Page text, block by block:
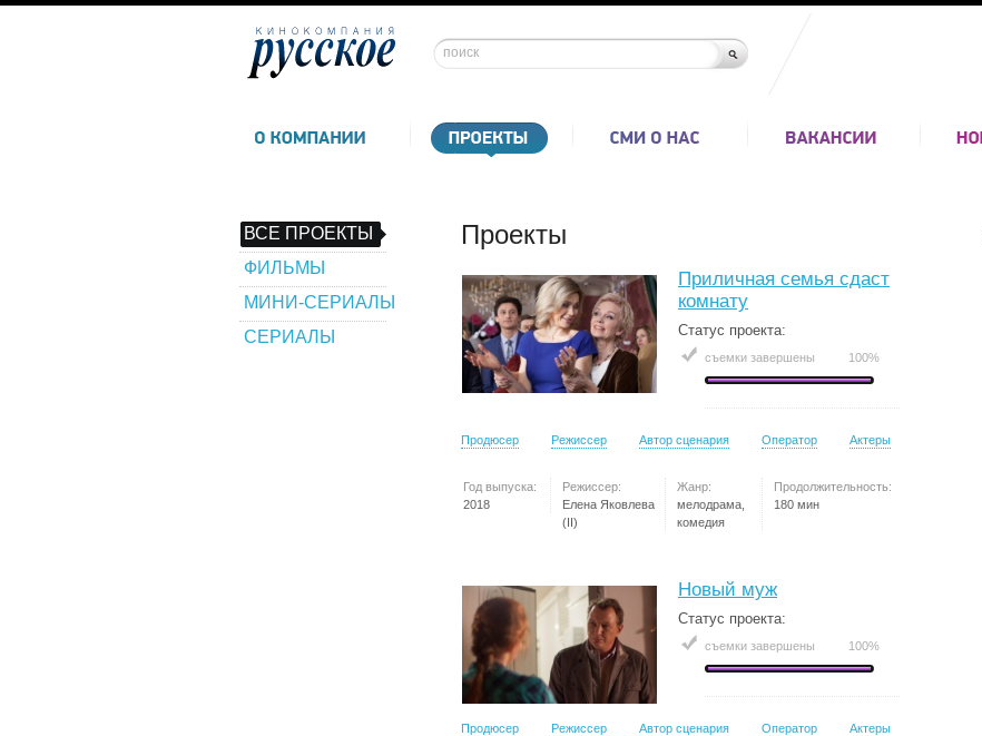
ВСЕ ПРОЕКТЫ
ФИЛЬМЫ
МИНИ-СЕРИАЛЫ
СЕРИАЛЫ
Проекты
Приличная семья сдаст
комнату
Статус проекта:
съемки завершены 100%
Продюсер Режиссер Автор сценария Оператор Актеры
Год выпуска:
2018
Режиссер:
Елена Яковлева
(II)
Жанр:
мелодрама,
комедия
Продолжительность:
180 мин
Новый муж
Статус проекта:
съемки завершены 100%
Продюсер Режиссер Автор сценария Оператор Актеры